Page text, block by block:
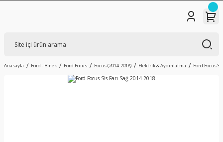
Anasayfa Ford - Binek Ford Focus Focus (2014-2018) Elektrik & Aydınlatma Ford Focus